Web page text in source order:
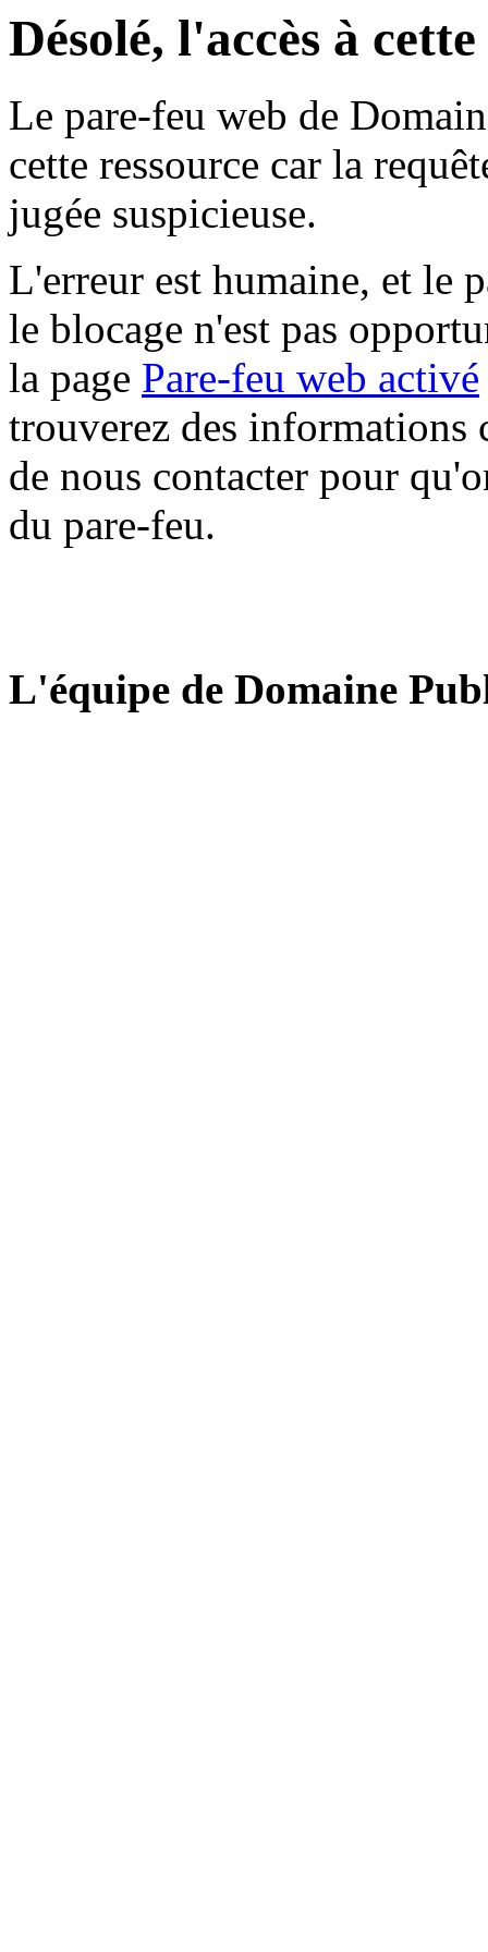
Désolé, l'accès à
Le pare-feu web de
cette ressource car la
jugée suspicieuse.
L'erreur est humaine, et le
le blocage n'est pas
la page Pare-feu web activé
trouverez des informations
de nous contacter pour
du pare-feu.
L'équipe de Domaine